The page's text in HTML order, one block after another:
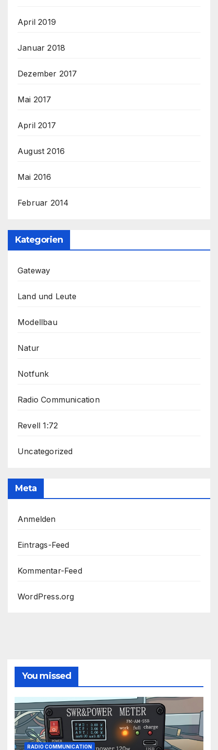
April 2019
Januar 2018
Dezember 2017
Mai 2017
April 2017
August 2016
Mai 2016
Februar 2014
Kategorien
Gateway
Land und Leute
Modellbau
Natur
Notfunk
Radio Communication
Revell 1:72
Uncategorized
Meta
Anmelden
Eintrags-Feed
Kommentar-Feed
WordPress.org
You missed
RADIO COMMUNICATION